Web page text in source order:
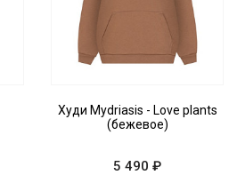
Худи Mydriasis - Love plants
(бежевое)
5 490 ₽